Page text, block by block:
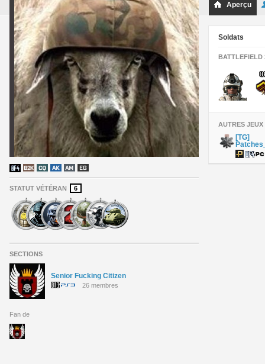
STATUT VÉTÉRAN 6
SECTIONS
Senior Fucking Citizen
26 membres
Fan de
Aperçu
Soldats
BATTLEFIELD
AUTRES JEUX
[TG]